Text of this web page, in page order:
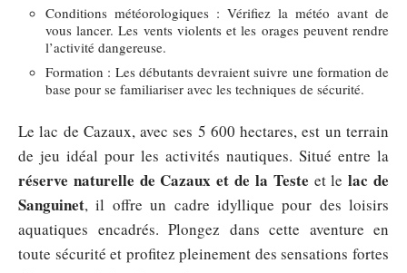
Conditions météorologiques : Vérifiez la météo avant de
vous lancer. Les vents violents et les orages peuvent rendre
l’activité dangereuse.
Formation : Les débutants devraient suivre une formation de
base pour se familiariser avec les techniques de sécurité.
Le lac de Cazaux, avec ses 5 600 hectares, est un terrain
de jeu idéal pour les activités nautiques. Situé entre la
réserve naturelle de Cazaux et de la Teste et lelac de
Sanguinet, il offre un cadre idyllique pour des loisirs
aquatiques encadrés. Plongez dans cette aventure en
toute sécurité et profitez pleinement des sensations fortes